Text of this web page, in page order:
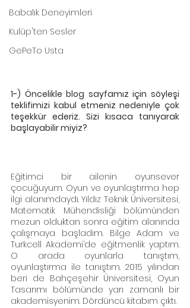
Babalık Deneyimleri
Kulüp'ten Sesler
GePeTo Usta
1-) Öncelikle blog sayfamız için söyleşi
teklifimizi kabul etmeniz nedeniyle çok
teşekkür ederiz. Sizi kısaca tanıyarak
başlayabilir miyiz?
Eğitimci bir ailenin oyunsever
çocuğuyum. Oyun ve oyunlaştırma hep
ilgi alanımdaydı. Yıldız Teknik Üniversitesi,
Matematik Mühendisliği bölümünden
mezun olduktan sonra eğitim alanında
çalışmaya başladım. Bilge Adam ve
Turkcell Akademi’de eğitmenlik yaptım.
O arada oyunlarla tanıştım,
oyunlaştırma ile tanıştım. 2015 yılından
beri de Bahçeşehir Üniversitesi, Oyun
Tasarımı bölümünde yarı zamanlı bir
akademisyenim. Dördüncü kitabım çıktı.